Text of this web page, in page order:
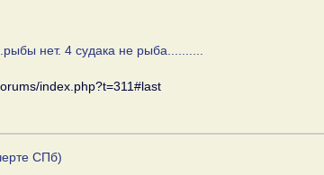
нет. 4 судака не рыба..........
index.php?t=311#last
СПб)